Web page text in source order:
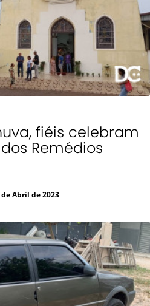
fiéis celebram
Remédios
Abril de 2023